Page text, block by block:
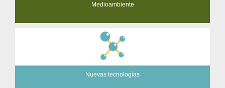
Medioambiente
Nuevas tecnologías